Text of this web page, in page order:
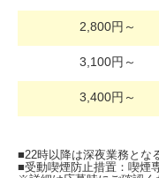
2,800円～
3,100円～
3,400円～